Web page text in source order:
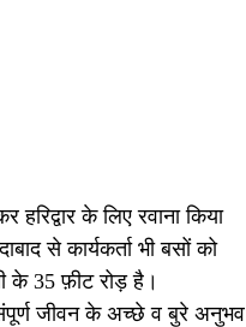
के लिए रवाना किया
से कार्यकर्ता भी बसों को
के 35 फ़ीट रोड़ है।
संपूर्ण जीवन के अच्छे व बुरे अनुभव